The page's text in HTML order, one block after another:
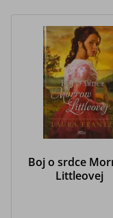
Boj o srdce
Littleovej